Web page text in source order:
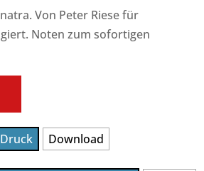
Von Peter Riese für
Noten zum sofortigen
Druck Download